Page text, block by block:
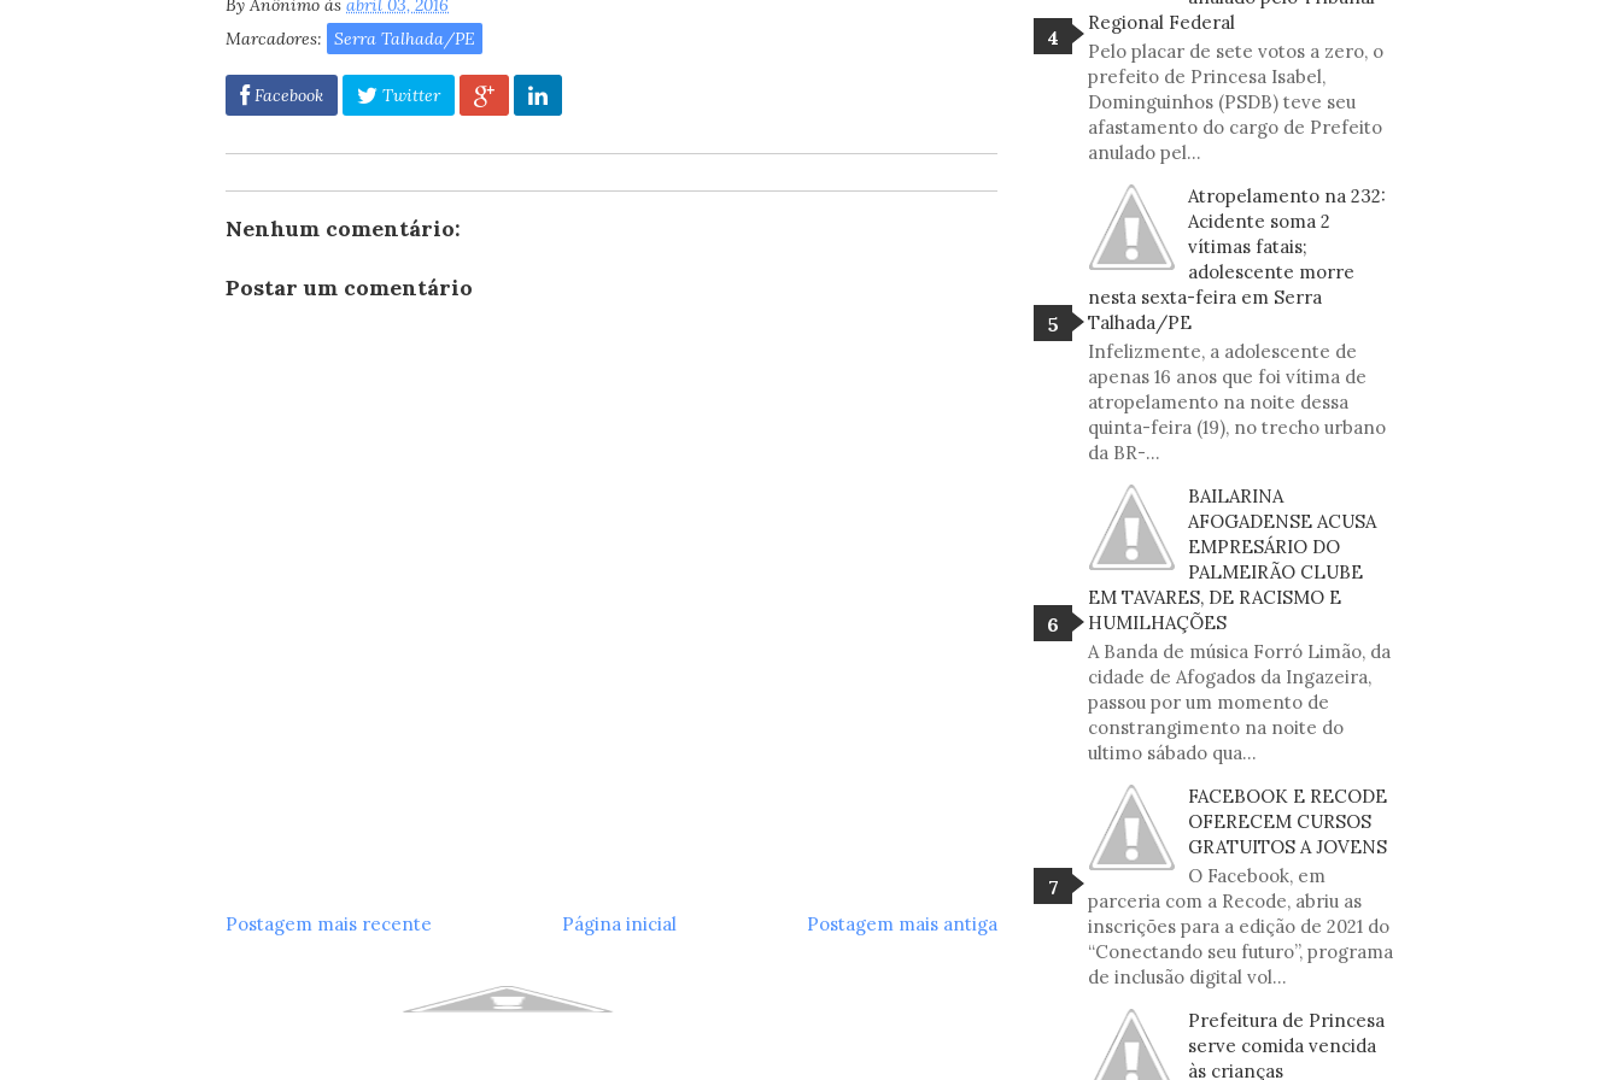
By Anônimo às abril 03, 2016
Marcadores:
Serra Talhada/PE
Facebook Twitter
Nenhum comentário:
Postar um comentário
Postagem mais recente Postagem mais antiga
Página inicial
Regional Federal
Pelo placar de sete votos a zero, o
prefeito de Princesa Isabel,
Dominguinhos (PSDB) teve seu
afastamento do cargo de Prefeito
anulado pel...
Atropelamento na 232:
Acidente soma 2
vítimas fatais;
adolescente morre
nesta sexta-feira em Serra
Talhada/PE
Infelizmente, a adolescente de
apenas 16 anos que foi vítima de
atropelamento na noite dessa
quinta-feira (19), no trecho urbano
da BR-...
BAILARINA
AFOGADENSE ACUSA
EMPRESÁRIO DO
PALMEIRÃO CLUBE
EM TAVARES, DE RACISMO E
HUMILHAÇÕES
A Banda de música Forró Limão, da
cidade de Afogados da Ingazeira,
passou por um momento de
constrangimento na noite do
ultimo sábado qua...
FACEBOOK E RECODE
OFERECEM CURSOS
GRATUITOS A JOVENS
O Facebook, em
parceria com a Recode, abriu as
inscrições para a edição de 2021 do
“Conectando seu futuro”, programa
de inclusão digital vol...
Prefeitura de Princesa
serve comida vencida
às crianças